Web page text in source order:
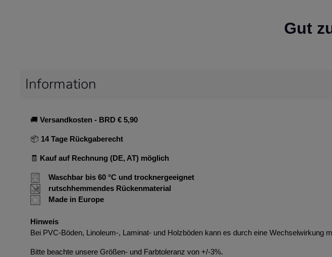
Gut
Information
🚚 Versandkosten - BRD € 5,90
📦 14 Tage Rückgaberecht
🧾 Kauf auf Rechnung (DE, AT) möglich
Waschbar bis 60 °C und trocknergeeignet
rutschhemmendes Rückenmaterial
Made in Europe
Hinweis
Bei PVC-Böden, Linoleum-, Laminat- und Holzböden kann es durch eine
Bitte beachte unsere Größen- und Farbtoleranz von +/-3%.